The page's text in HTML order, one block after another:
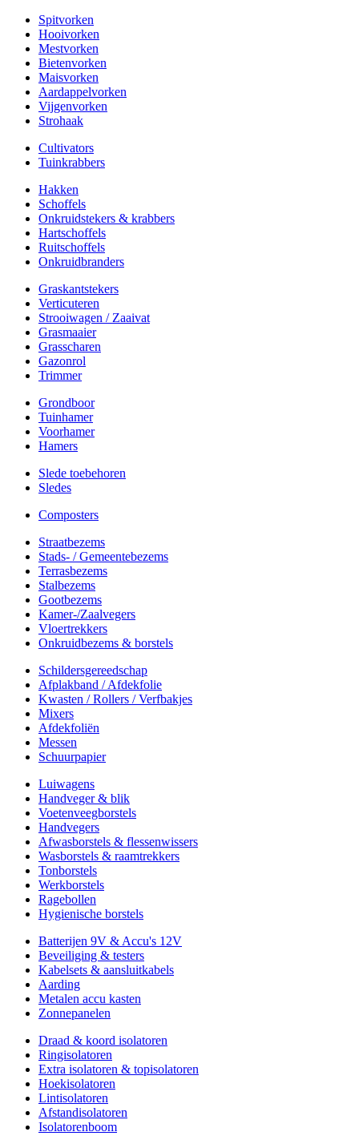
Spitvorken
Hooivorken
Mestvorken
Bietenvorken
Maisvorken
Aardappelvorken
Vijgenvorken
Strohaak
Cultivators
Tuinkrabbers
Hakken
Schoffels
Onkruidstekers & krabbers
Hartschoffels
Ruitschoffels
Onkruidbranders
Graskantstekers
Verticuteren
Strooiwagen / Zaaivat
Grasmaaier
Grasscharen
Gazonrol
Trimmer
Grondboor
Tuinhamer
Voorhamer
Hamers
Slede toebehoren
Sledes
Composters
Straatbezems
Stads- / Gemeentebezems
Terrasbezems
Stalbezems
Gootbezems
Kamer-/Zaalvegers
Vloertrekkers
Onkruidbezems & borstels
Schildersgereedschap
Afplakband / Afdekfolie
Kwasten / Rollers / Verfbakjes
Mixers
Afdekfoliën
Messen
Schuurpapier
Luiwagens
Handveger & blik
Voetenveegborstels
Handvegers
Afwasborstels & flessenwissers
Wasborstels & raamtrekkers
Tonborstels
Werkborstels
Ragebollen
Hygienische borstels
Batterijen 9V & Accu's 12V
Beveiliging & testers
Kabelsets & aansluitkabels
Aarding
Metalen accu kasten
Zonnepanelen
Draad & koord isolatoren
Ringisolatoren
Extra isolatoren & topisolatoren
Hoekisolatoren
Lintisolatoren
Afstandisolatoren
Isolatorenboom